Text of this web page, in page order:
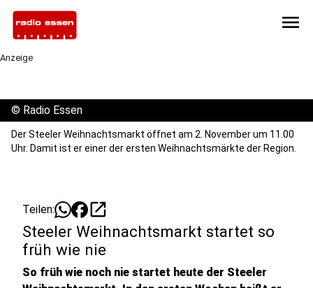
menu
Anzeige
© Radio Essen
Der Steeler Weihnachtsmarkt öffnet am 2. November um 11.00
Uhr. Damit ist er einer der ersten Weihnachtsmärkte der Region.
Teilen: open_in_new
Steeler Weihnachtsmarkt startet so
früh wie nie
So früh wie noch nie startet heute der Steeler